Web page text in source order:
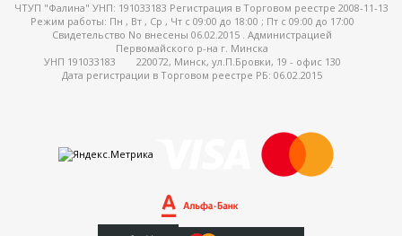
ЧТУП "Фалина" УНП: 191033183 Регистрация в Торговом реестре 2008-11-13
Режим работы: Пн , Вт , Ср , Чт c 09:00 до 18:00 ; Пт c 09:00 до 17:00
Свидетельство No внесены 06.02.2015 . Администрацией
Первомайского р-на г. Минска
УНП 191033183
220072, Минск, ул.П.Бровки, 19 - офис 130
Дата регистрации в Торговом реестре РБ: 06.02.2015